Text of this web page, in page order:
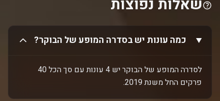
שאלות נפוצות
כמה עונות יש בסדרה המופע של הבוקר?
לסדרה המופע של הבוקר יש 4 עונות עם סך הכל 40
פרקים החל משנת 2019.